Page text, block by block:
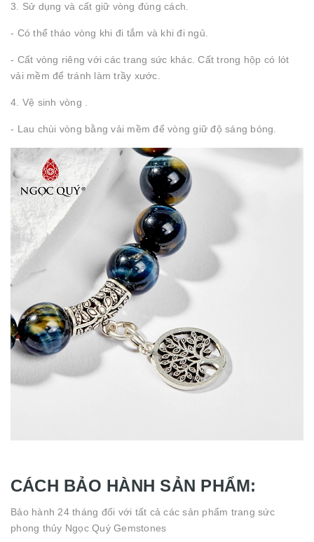
3. Sử dụng và cất giữ vòng đúng cách.
- Có thể tháo vòng khi đi tắm và khi đi ngủ.
- Cất vòng riêng với các trang sức khác. Cất trong hộp có lót
vải mềm để tránh làm trầy xước.
4. Vệ sinh vòng .
- Lau chùi vòng bằng vải mềm để vòng giữ độ sáng bóng.
CÁCH BẢO HÀNH SẢN PHẨM:
Bảo hành 24 tháng đối với tất cả các sản phẩm trang sức
phong thủy Ngọc Quý Gemstones